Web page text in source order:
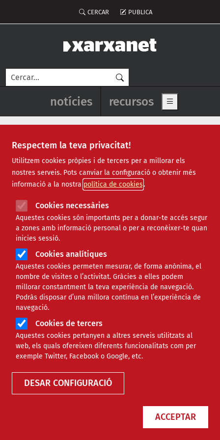
Respectem la teva privacitat!
Utilitzem cookies pròpies i de tercers per a millorar els
nostres serveis. Pots canviar la configuració o obtenir més
informació a la nostra política de cookies
Cookies necessàries
Aquestes cookies són importants per a donar-te accés segur
a zones amb informació personal o per a reconèixer-te quan
inicies sessió.
Cookies analítiques
Aquestes cookies permeten mesurar, de forma anònima, el
nombre de visites o l’activitat. Gràcies a elles podem
millorar constantment la teva experiència de navegació.
Podràs disposar d’una millora contínua en l’experiència de
navegació.
Cookies de tercers
Aquestes cookies pertanyen a altres serveis utilitzats al
web, els quals ofereixen diferents funcionalitats com per
exemple Twitter, Facebook o Google, etc.
DESAR CONFIGURACIÓ
ACCEPTAR
Menú del compte d'usuari
CERCAR PUBLICA
Cerca
Navegació principal de
notícies recursos Show main
Recursos
Tots | Econòmic | Jurídic | Projectes | Tecnològic |
Formació | Finançament | Biblioteca |
Ofertes de feina
Webinars
Finançament
Tipus